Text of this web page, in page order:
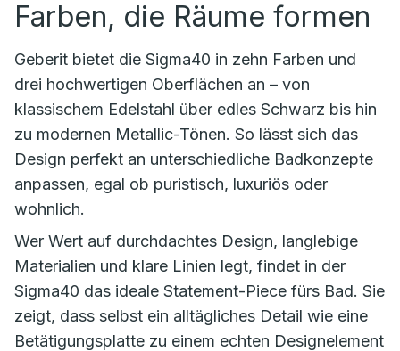
Farben, die Räume formen
Geberit bietet die Sigma40 in zehn Farben und
drei hochwertigen Oberflächen an – von
klassischem Edelstahl über edles Schwarz bis hin
zu modernen Metallic-Tönen. So lässt sich das
Design perfekt an unterschiedliche Badkonzepte
anpassen, egal ob puristisch, luxuriös oder
wohnlich.
Wer Wert auf durchdachtes Design, langlebige
Materialien und klare Linien legt, findet in der
Sigma40 das ideale Statement-Piece fürs Bad. Sie
zeigt, dass selbst ein alltägliches Detail wie eine
Betätigungsplatte zu einem echten Designelement